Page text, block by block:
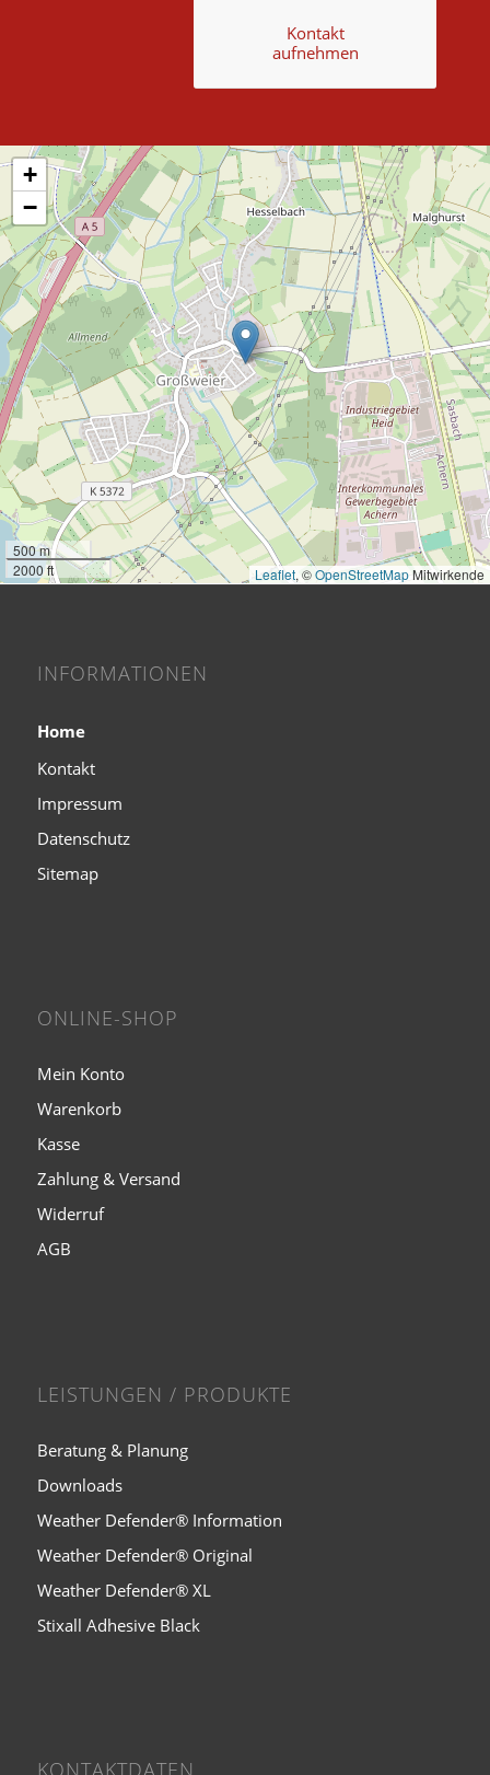
Kontakt
aufnehmen
+
−
500 m
2000 ft
Leaflet, ©OpenStreetMapMitwirkende
INFORMATIONEN
Home
Kontakt
Impressum
Datenschutz
Sitemap
ONLINE-SHOP
Mein Konto
Warenkorb
Kasse
Zahlung & Versand
Widerruf
AGB
LEISTUNGEN / PRODUKTE
Beratung & Planung
Downloads
Weather Defender® Information
Weather Defender® Original
Weather Defender® XL
Stixall Adhesive Black
KONTAKTDATEN